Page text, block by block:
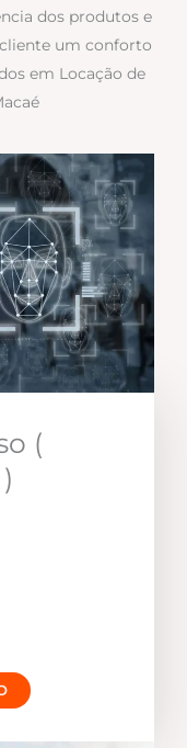
dos produtos e
um conforto
em Locação de
(